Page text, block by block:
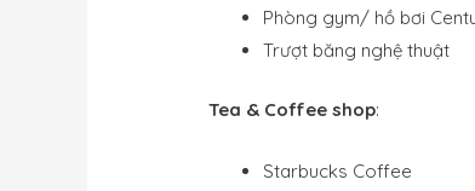
Phòng gym/ hồ bơi
Trượt băng nghệ thuật
Tea & Coffee shop:
Starbucks Coffee